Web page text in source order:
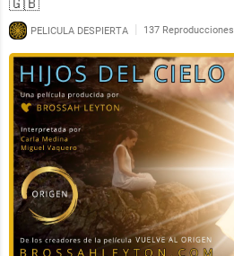
🇬🇧
PELICULA DESPIERTA | 137 Reproducciones